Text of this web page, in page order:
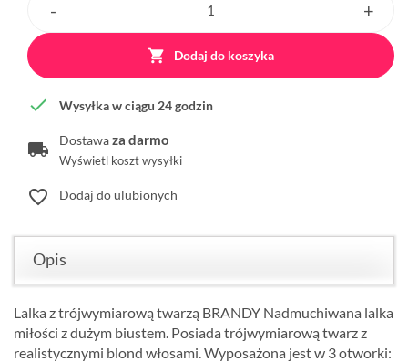
 Dodaj do koszyka
 Wysyłka w ciągu 24 godzin
Dostawaza darmo
Wyświetl koszt wysyłki
favorite_border Dodaj do ulubionych
Opis
Lalka z trójwymiarową twarzą BRANDY Nadmuchiwana lalka
miłości z dużym biustem. Posiada trójwymiarową twarz z
realistycznymi blond włosami. Wyposażona jest w 3 otworki: